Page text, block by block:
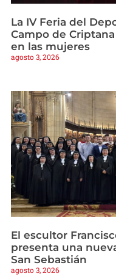
La IV Feria del
Campo de
en las mujeres
agosto 3, 2026
El escultor
presenta una
San Sebastián
agosto 3, 2026